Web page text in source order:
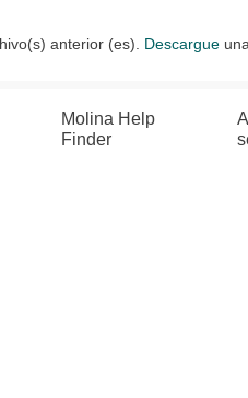
anterior (es). Descargue
Molina Help
Finder